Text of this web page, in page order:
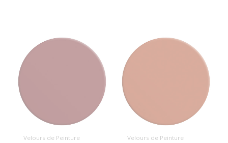
Velours de Peinture Velours de Peinture